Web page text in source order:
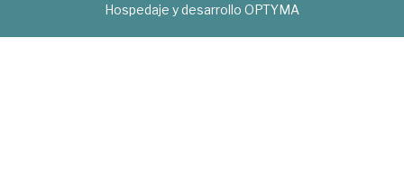
Hospedaje y desarrollo OPTYMA